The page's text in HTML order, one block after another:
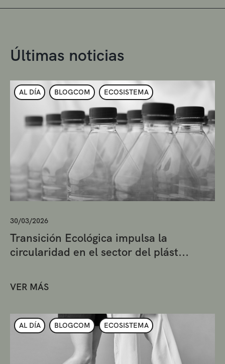
Últimas noticias
AL DÍA BLOGCOM ECOSISTEMA
30/03/2026
Transición Ecológica impulsa la
circularidad en el sector del plást...
VER MÁS
AL DÍA BLOGCOM ECOSISTEMA